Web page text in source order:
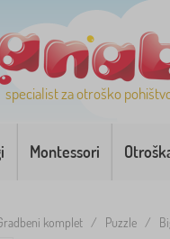
specialist za otroško
Montessori
komplet / Puzzle /